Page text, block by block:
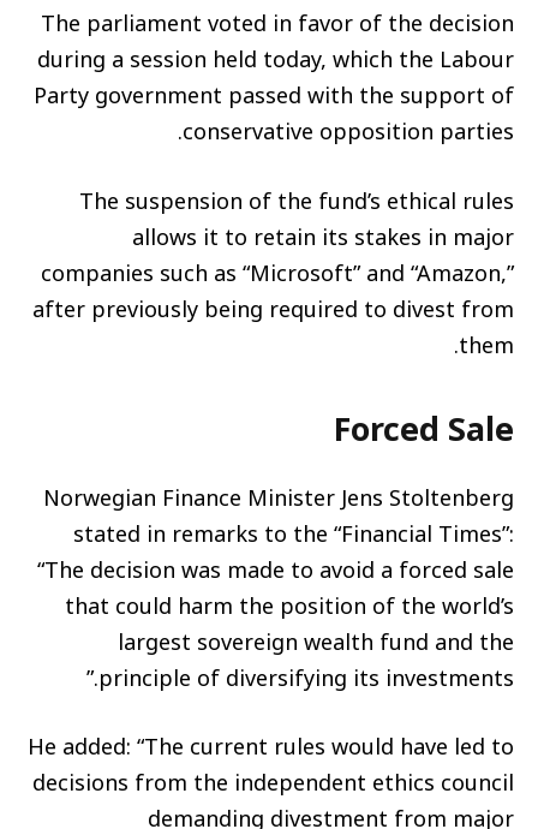
The parliament voted in favor of the decision
during a session held today, which the Labour
Party government passed with the support of
conservative opposition parties.
The suspension of the fund’s ethical rules
allows it to retain its stakes in major
companies such as “Microsoft” and “Amazon,”
after previously being required to divest from
them.
Forced Sale
Norwegian Finance Minister Jens Stoltenberg
stated in remarks to the “Financial Times”:
“The decision was made to avoid a forced sale
that could harm the position of the world’s
largest sovereign wealth fund and the
principle of diversifying its investments.”
He added: “The current rules would have led to
decisions from the independent ethics council
demanding divestment from major